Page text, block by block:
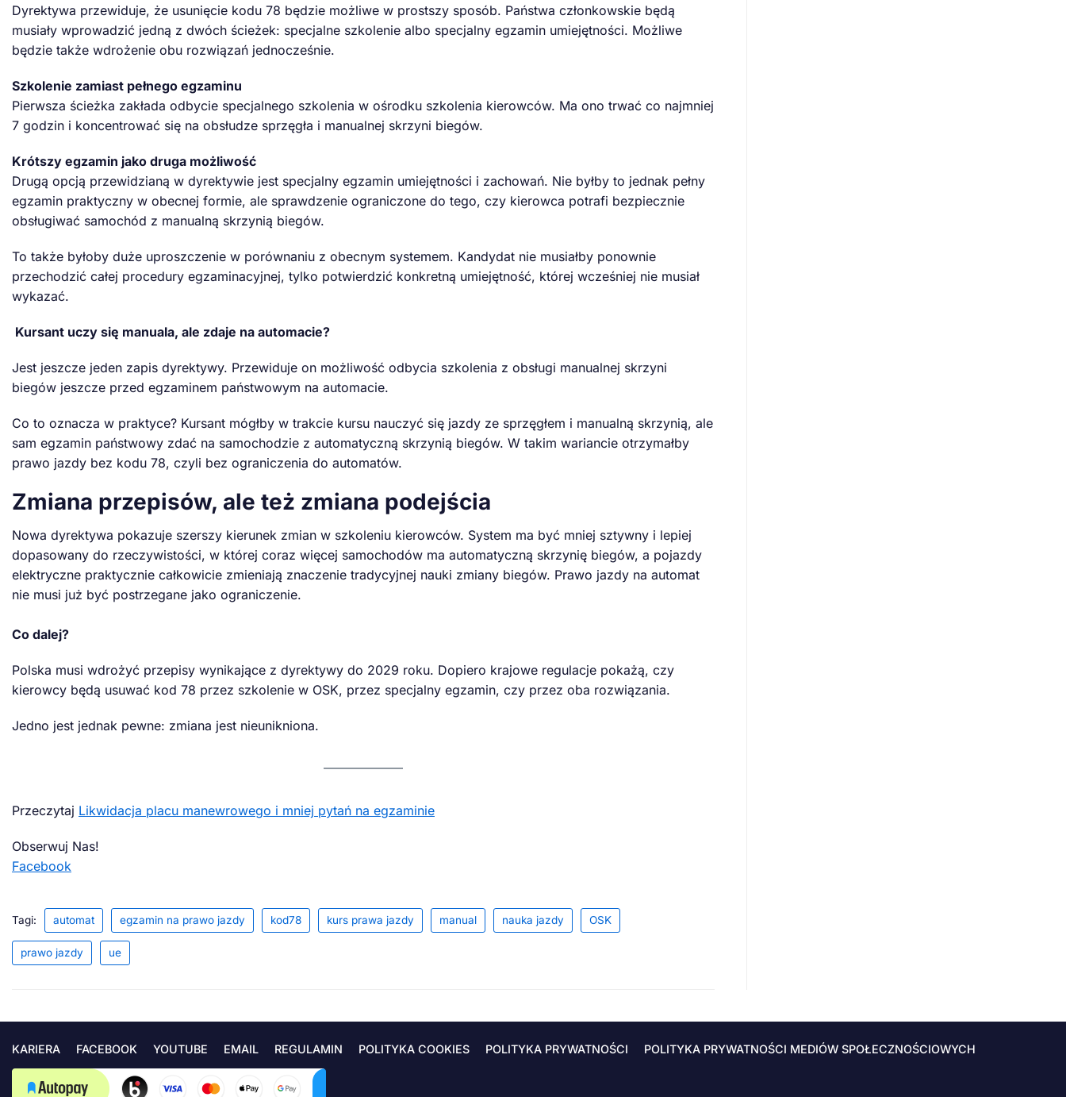
Dyrektywa przewiduje, że usunięcie kodu 78 będzie możliwe w prostszy sposób. Państwa członkowskie będą
musiały wprowadzić jedną z dwóch ścieżek: specjalne szkolenie albo specjalny egzamin umiejętności. Możliwe
będzie także wdrożenie obu rozwiązań jednocześnie.
Szkolenie zamiast pełnego egzaminu
Pierwsza ścieżka zakłada odbycie specjalnego szkolenia w ośrodku szkolenia kierowców. Ma ono trwać co najmniej
7 godzin i koncentrować się na obsłudze sprzęgła i manualnej skrzyni biegów.
Krótszy egzamin jako druga możliwość
Drugą opcją przewidzianą w dyrektywie jest specjalny egzamin umiejętności i zachowań. Nie byłby to jednak pełny
egzamin praktyczny w obecnej formie, ale sprawdzenie ograniczone do tego, czy kierowca potrafi bezpiecznie
obsługiwać samochód z manualną skrzynią biegów.
To także byłoby duże uproszczenie w porównaniu z obecnym systemem. Kandydat nie musiałby ponownie
przechodzić całej procedury egzaminacyjnej, tylko potwierdzić konkretną umiejętność, której wcześniej nie musiał
wykazać.
Kursant uczy się manuala, ale zdaje na automacie?
Jest jeszcze jeden zapis dyrektywy. Przewiduje on możliwość odbycia szkolenia z obsługi manualnej skrzyni
biegów jeszcze przed egzaminem państwowym na automacie.
Co to oznacza w praktyce? Kursant mógłby w trakcie kursu nauczyć się jazdy ze sprzęgłem i manualną skrzynią, ale
sam egzamin państwowy zdać na samochodzie z automatyczną skrzynią biegów. W takim wariancie otrzymałby
prawo jazdy bez kodu 78, czyli bez ograniczenia do automatów.
Zmiana przepisów, ale też zmiana podejścia
Nowa dyrektywa pokazuje szerszy kierunek zmian w szkoleniu kierowców. System ma być mniej sztywny i lepiej
dopasowany do rzeczywistości, w której coraz więcej samochodów ma automatyczną skrzynię biegów, a pojazdy
elektryczne praktycznie całkowicie zmieniają znaczenie tradycyjnej nauki zmiany biegów. Prawo jazdy na automat
nie musi już być postrzegane jako ograniczenie.
Co dalej?
Polska musi wdrożyć przepisy wynikające z dyrektywy do 2029 roku. Dopiero krajowe regulacje pokażą, czy
kierowcy będą usuwać kod 78 przez szkolenie w OSK, przez specjalny egzamin, czy przez oba rozwiązania.
Jedno jest jednak pewne: zmiana jest nieunikniona.
Przeczytaj Likwidacja placu manewrowego i mniej pytań na egzaminie
Obserwuj Nas!
Facebook
Tagi: automat egzamin na prawo jazdy kod78 kurs prawa jazdy manual nauka jazdy OSK
prawo jazdy ue
KARIERA FACEBOOK YOUTUBE EMAIL REGULAMIN POLITYKA COOKIES POLITYKA PRYWATNOŚCI POLITYKA PRYWATNOŚCI MEDIÓW SPOŁECZNOŚCIOWYCH